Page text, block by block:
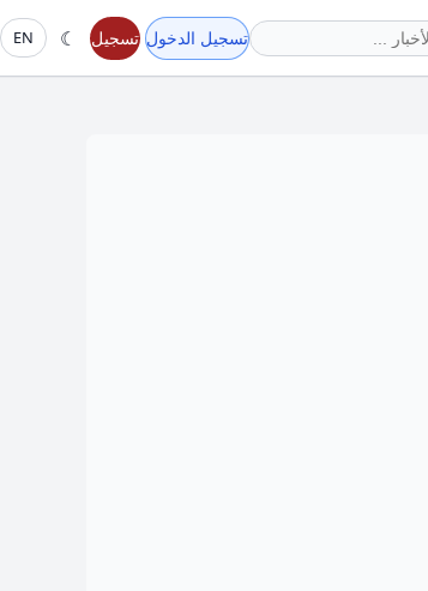
تسجيل الدخول تسجيل ☾
EN